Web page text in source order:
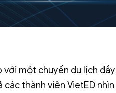
với một chuyến du lịch
thành viên VietED nhìn